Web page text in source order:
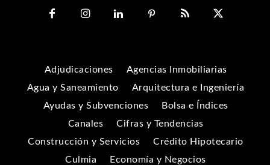
Adjudicaciones
Agencias Inmobiliarias
Agua y Saneamiento
Arquitectura e Ingeniería
Ayudas y Subvenciones
Bolsa e Índices
Canales
Cifras y Tendencias
Construcción y Servicios
Crédito Hipotecario
Culmia
Economía y Negocios